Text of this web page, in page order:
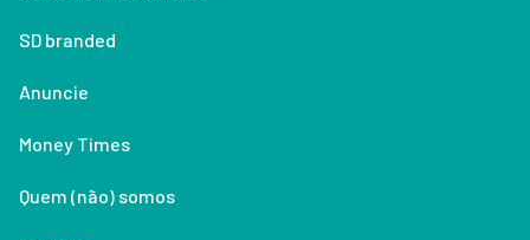
SD branded
Anuncie
Money Times
Quem (não) somos